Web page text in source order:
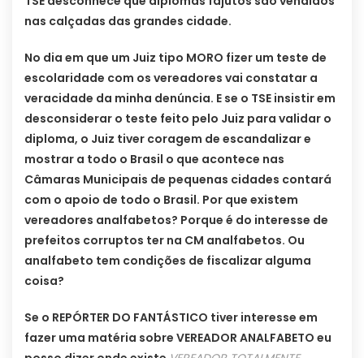
nas calçadas das grandes cidade.
No dia em que um Juiz tipo MORO fizer um teste de
escolaridade com os vereadores vai constatar a
veracidade da minha denúncia. E se o TSE insistir em
desconsiderar o teste feito pelo Juiz para validar o
diploma, o Juiz tiver coragem de escandalizar e
mostrar a todo o Brasil o que acontece nas
Câmaras Municipais de pequenas cidades contará
com o apoio de todo o Brasil. Por que existem
vereadores analfabetos? Porque é do interesse de
prefeitos corruptos ter na CM analfabetos. Ou
analfabeto tem condições de fiscalizar alguma
coisa?
Se o REPÓRTER DO FANTÁSTICO tiver interesse em
fazer uma matéria sobre VEREADOR ANALFABETO eu